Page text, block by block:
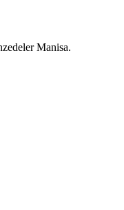
Manisa.